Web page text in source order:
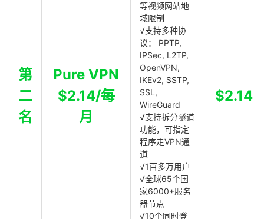
第
二
名
Pure VPN
$2.14/每
月
等视频网站地
域限制
√支持多种协
议： PPTP,
IPSec, L2TP,
OpenVPN,
IKEv2, SSTP,
SSL,
WireGuard
√支持拆分隧道
功能，可指定
程序走VPN通
道
√1百多万用户
√全球65个国
家6000+服务
器节点
√10个同时登
$2.14